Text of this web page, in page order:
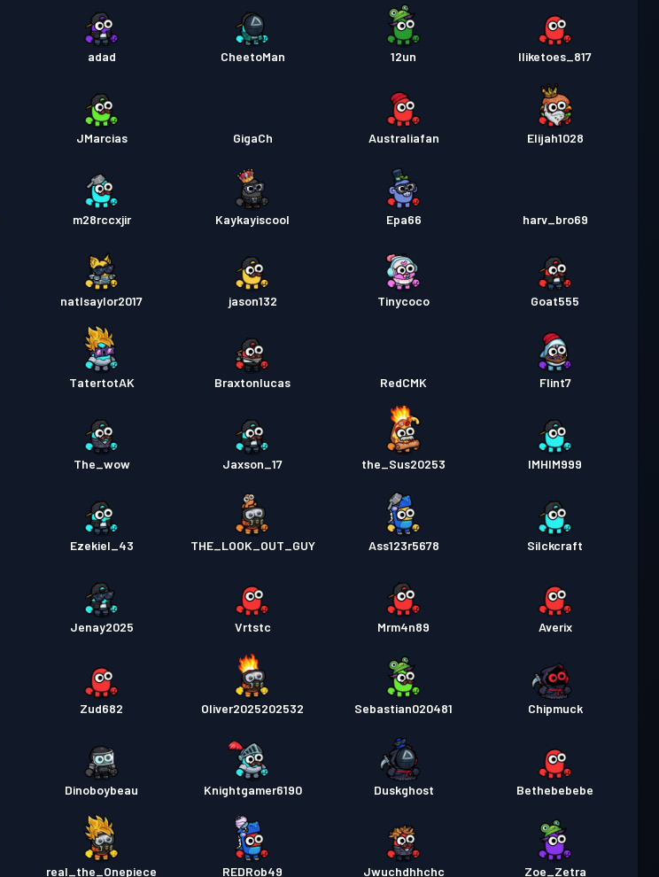
adad CheetoMan 12un Iliketoes_817
JMarcias GigaCh Australiafan Elijah1028
m28rccxjir Kaykayiscool Epa66 harv_bro69
natlsaylor2017 jason132 Tinycoco Goat555
TatertotAK Braxtonlucas RedCMK Flint7
The_wow Jaxson_17 the_Sus20253 IMHIM999
Ezekiel_43 THE_LOOK_OUT_GUY Ass123r5678 Silckcraft
Jenay2025 Vrtstc Mrm4n89 Averix
Zud682 Oliver2025202532 Sebastian020481 Chipmuck
Dinoboybeau Knightgamer6190 Duskghost Bethebebebe
real_the_Onepiece REDRob49 Jwuchdhhchc Zoe_Zetra